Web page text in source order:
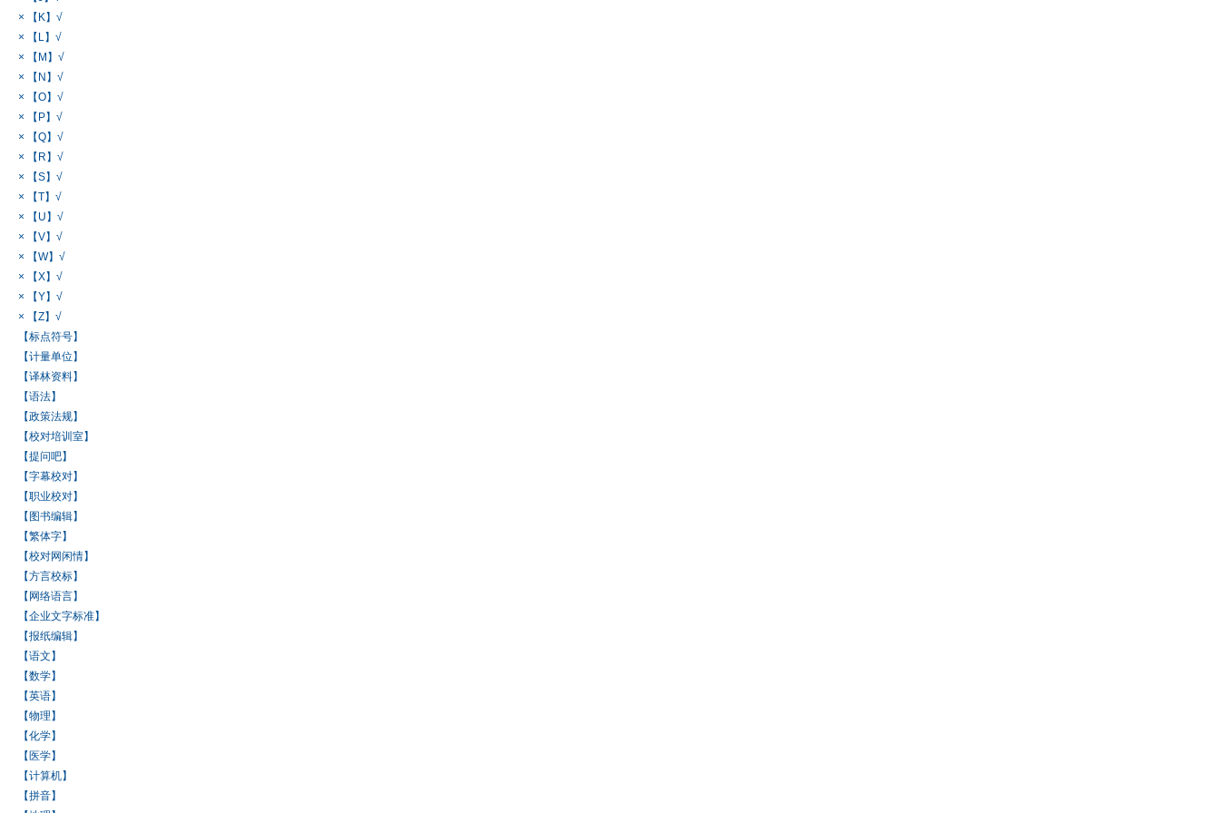
× 【K】√
× 【L】√
× 【M】√
× 【N】√
× 【O】√
× 【P】√
× 【Q】√
× 【R】√
× 【S】√
× 【T】√
× 【U】√
× 【V】√
× 【W】√
× 【X】√
× 【Y】√
× 【Z】√
【标点符号】
【计量单位】
【译林资料】
【语法】
【政策法规】
【校对培训室】
【提问吧】
【字幕校对】
【职业校对】
【图书编辑】
【繁体字】
【校对网闲情】
【方言校标】
【网络语言】
【企业文字标准】
【报纸编辑】
【语文】
【数学】
【英语】
【物理】
【化学】
【医学】
【计算机】
【拼音】